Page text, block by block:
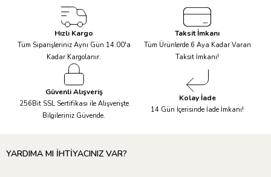
Hızlı Kargo
Tüm Siparişleriniz Aynı Gün 14.00'a
Kadar Kargolanır.
Taksit İmkanı
Tüm Ürünlerde 6 Aya Kadar Varan
Taksit İmkanı!
Güvenli Alışveriş
256Bit SSL Sertifikası ile Alışverişte
Bilgileriniz Güvende.
Kolay İade
14 Gün İçerisinde İade İmkanı!
YARDIMA MI İHTİYACINIZ VAR?